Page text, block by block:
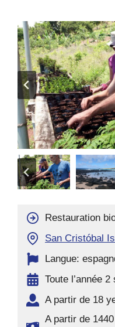
Restauration
San Cristóbal
Langue:
Toute l’année
A partir de 18
A partir de